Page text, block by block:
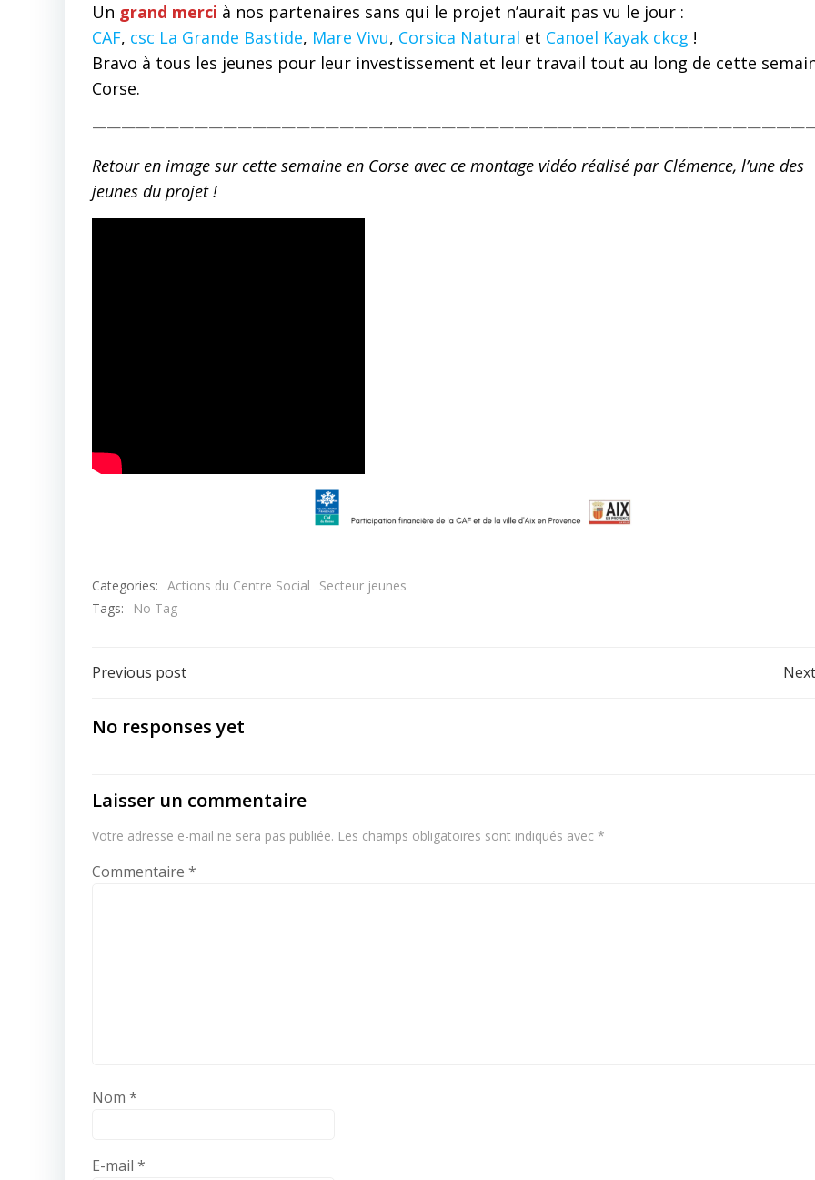
Un grand merci à nos partenaires sans qui le projet n’aurait pas vu le jour :
CAF, csc La Grande Bastide, Mare Vivu, Corsica Natural et Canoel Kayak ckcg !
Bravo à tous les jeunes pour leur investissement et leur travail tout au long de cette
Corse.
Retour en image sur cette semaine en Corse avec ce montage vidéo réalisé par Clémence, l’une des
jeunes du projet !
Categories: Actions du Centre Social
Secteur jeunes
Tags:
No Tag
Post
navigation
Previous post
No responses yet
Laisser un commentaire
Votre adresse e-mail ne sera pas publiée. Les champs obligatoires sont indiqués avec *
Commentaire *
Nom *
E-mail *